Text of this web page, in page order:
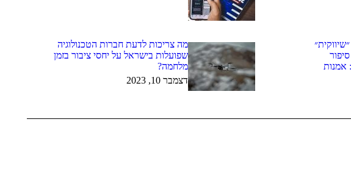
אמנות
מה צריכות לדעת חברות הטכנולוגיה
שפועלות בישראל על יחסי ציבור בזמן
מלחמה?
דצמבר 10, 2023